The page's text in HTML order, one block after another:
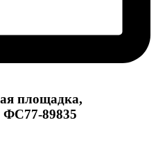
площадка,
89835